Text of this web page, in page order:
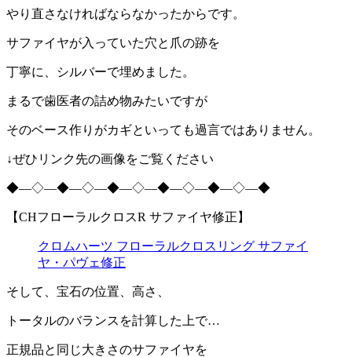
やり直さなければならなかったからです。
サファイヤが入っていた穴と爪の跡を
丁寧に、シルバーで埋めました。
まるで歯医者の詰め物みたいですが
そのベース作りがカギといっても過言ではありません。
↓ぜひリンク先の画像をご覧ください
◆―◇―◆―◇―◆―◇―◆―◇―◆―◇―◆
【CHフローラルクロスR サファイヤ修正】
クロムハーツ フローラルクロスリング サファイ
ヤ・パヴェ修正
そして、宝石の位置、高さ、
トータルのバランスを計算した上で…
正規品と同じ大きさのサファイヤを